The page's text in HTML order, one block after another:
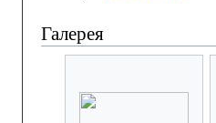
Галерея